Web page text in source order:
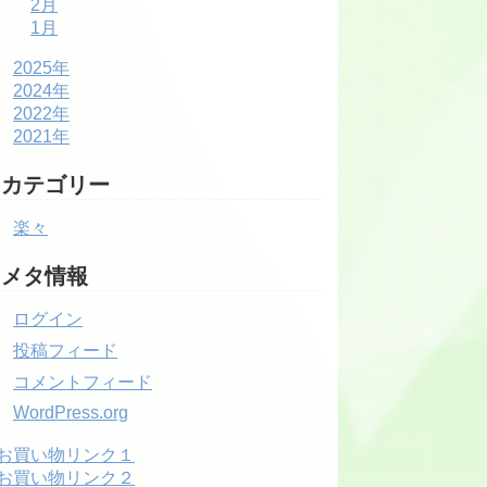
2月
1月
2025年
2024年
2022年
2021年
カテゴリー
楽々
メタ情報
ログイン
投稿フィード
コメントフィード
WordPress.org
買い物リンク１
買い物リンク２